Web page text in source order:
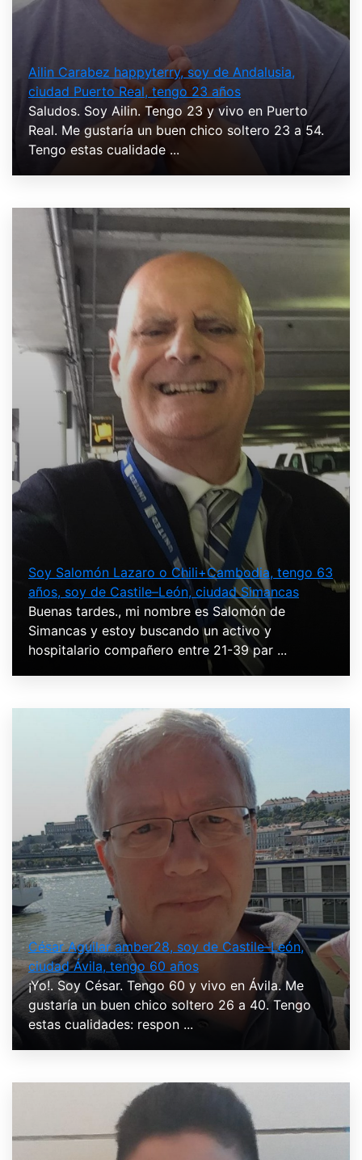
Ailin Carabez happyterry, soy de Andalusia,
ciudad Puerto Real, tengo 23 años
Saludos. Soy Ailin. Tengo 23 y vivo en Puerto
Real. Me gustaría un buen chico soltero 23 a 54.
Tengo estas cualidade ...
Soy Salomón Lazaro o Chili+Cambodia, tengo 63
años, soy de Castile–León, ciudad Simancas
Buenas tardes., mi nombre es Salomón de
Simancas y estoy buscando un activo y
hospitalario compañero entre 21-39 par ...
César Aguilar amber28, soy de Castile–León,
ciudad Ávila, tengo 60 años
¡Yo!. Soy César. Tengo 60 y vivo en Ávila. Me
gustaría un buen chico soltero 26 a 40. Tengo
estas cualidades: respon ...